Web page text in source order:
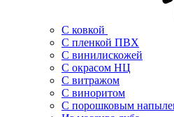
С ковкой
С пленкой ПВХ
С винилискожей
С окрасом НЦ
С витражом
С виноритом
С порошковым